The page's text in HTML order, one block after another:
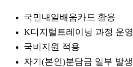
국민내일배움카드 활용
K디지털트레이닝 과정 운영
국비지원 적용
자기(본인)분담금 일부 발